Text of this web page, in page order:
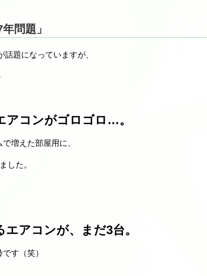
問題」
題になっていますが、
アコンがゴロゴロ…。
増えた部屋用に、
した。
アコンが、まだ3台。
す（笑）